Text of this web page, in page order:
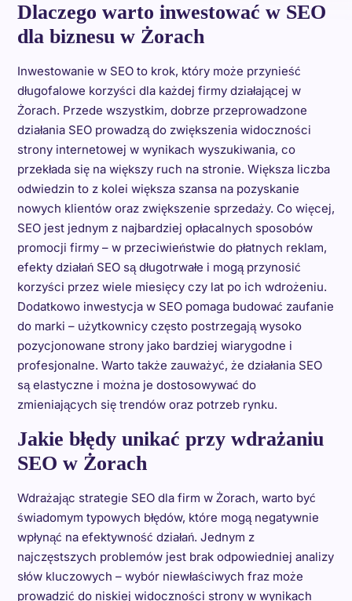
Dlaczego warto inwestować w SEO
dla biznesu w Żorach
Inwestowanie w SEO to krok, który może przynieść
długofalowe korzyści dla każdej firmy działającej w
Żorach. Przede wszystkim, dobrze przeprowadzone
działania SEO prowadzą do zwiększenia widoczności
strony internetowej w wynikach wyszukiwania, co
przekłada się na większy ruch na stronie. Większa liczba
odwiedzin to z kolei większa szansa na pozyskanie
nowych klientów oraz zwiększenie sprzedaży. Co więcej,
SEO jest jednym z najbardziej opłacalnych sposobów
promocji firmy – w przeciwieństwie do płatnych reklam,
efekty działań SEO są długotrwałe i mogą przynosić
korzyści przez wiele miesięcy czy lat po ich wdrożeniu.
Dodatkowo inwestycja w SEO pomaga budować zaufanie
do marki – użytkownicy często postrzegają wysoko
pozycjonowane strony jako bardziej wiarygodne i
profesjonalne. Warto także zauważyć, że działania SEO
są elastyczne i można je dostosowywać do
zmieniających się trendów oraz potrzeb rynku.
Jakie błędy unikać przy wdrażaniu
SEO w Żorach
Wdrażając strategie SEO dla firm w Żorach, warto być
świadomym typowych błędów, które mogą negatywnie
wpłynąć na efektywność działań. Jednym z
najczęstszych problemów jest brak odpowiedniej analizy
słów kluczowych – wybór niewłaściwych fraz może
prowadzić do niskiej widoczności strony w wynikach